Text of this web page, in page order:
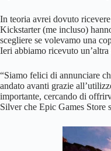
In teoria avrei dovuto
Kickstarter (me incluso)
scegliere se volevamo una
Ieri abbiamo ricevuto
“Siamo felici di annunciare
andato avanti grazie
importante, cercando di
Silver che Epic Games Store